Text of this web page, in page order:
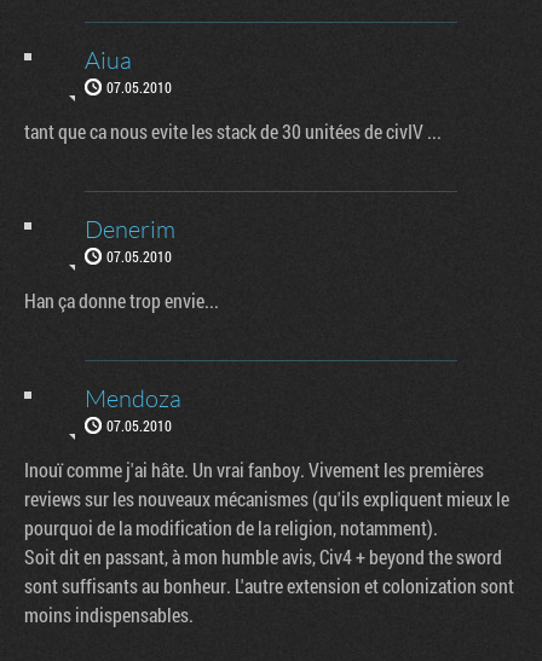
Aiua
07.05.2010
tant que ca nous evite les stack de 30 unitées de civIV ...
Denerim
07.05.2010
Han ça donne trop envie...
Mendoza
07.05.2010
Inouï comme j'ai hâte. Un vrai fanboy. Vivement les premières
reviews sur les nouveaux mécanismes (qu'ils expliquent mieux le
pourquoi de la modification de la religion, notamment).
Soit dit en passant, à mon humble avis, Civ4 + beyond the sword
sont suffisants au bonheur. L'autre extension et colonization sont
moins indispensables.